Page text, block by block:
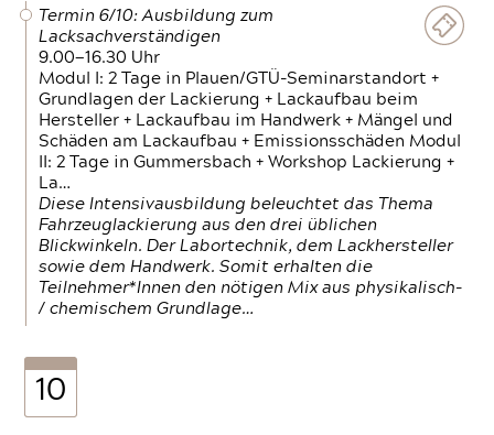
Termin 6/10: Ausbildung zum
Lacksachverständigen
9.00—16.30 Uhr
Modul I: 2 Tage in Plauen/GTÜ-Seminarstandort +
Grundlagen der Lackierung + Lackaufbau beim
Hersteller + Lackaufbau im Handwerk + Mängel und
Schäden am Lackaufbau + Emissionsschäden Modul
II: 2 Tage in Gummersbach + Workshop Lackierung +
La…
Diese Intensivausbildung beleuchtet das Thema
Fahrzeuglackierung aus den drei üblichen
Blickwinkeln. Der Labortechnik, dem Lackhersteller
sowie dem Handwerk. Somit erhalten die
Teilnehmer*Innen den nötigen Mix aus physikalisch-
/ chemischem Grundlage…
10